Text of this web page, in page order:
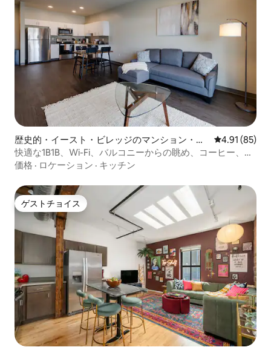
歴史的・イースト・ビレッジのマンション・ア
パート
レビュー85
4.91 (85)
快適な1B1B、Wi-Fi、バルコニーからの眺め、コーヒー、駐
車場付き
価格 · ロケーション · キッチン
ゲストチョイス
ゲストチョイス